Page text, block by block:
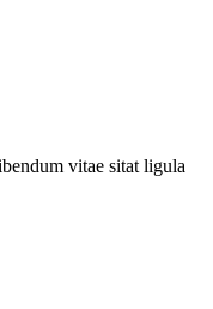
vitae sitat ligula